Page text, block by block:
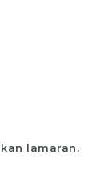
lamaran.